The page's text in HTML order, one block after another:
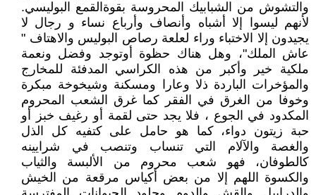
والتشوش من الشبابيك المحروسة بقوةالقمع البوليسي.
لأنهم ليسوا إلا أشباه وأنصاف وأرباع نساء و رجال لا
يجيدون إلا الاختباء وراء لعلعة رصاص البوليس والاهتاف "
عاش الملك"، وهل هناك حظوة أوتوجد وفضل ونعمة
ملكية خير وأكبر من هذه الكراسي المدفئة للمخارج
والمؤخرات الباردة ذلا وعارا ومسكنة وشيخوخة مبكرة
وخوفا من الغرق في الفقر كما غرق الشعب المحروم
المكدود في الجوع ، فلا يجد حتى لقمة أو رغيف خبز أو
حبة زيتون دواء، كما هو حامل على كتفيه كل الذل
والغصة والآلام التي تنساب وتنصب في شرايينه
كالطوفان، فهو شعب محروم من الألبسة والثياب
والكسوة اللهم إلا من بعض أكياس مرقعة من الخيش